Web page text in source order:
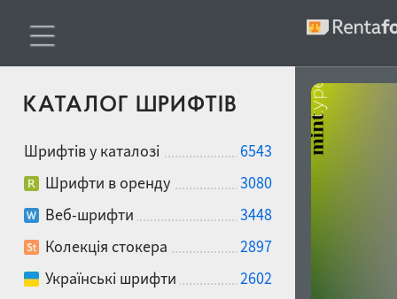
КАТАЛОГ ШРИФТІВ
Шрифтів у каталозі
6543
Шрифти в оренду
3080
Веб-шрифти
3448
Колекція стокера
2897
Українські шрифти
2602